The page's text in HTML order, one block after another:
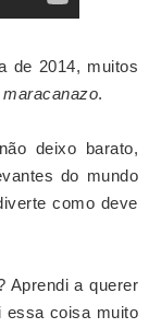
de 2014, muitos
maracanazo.
deixo barato,
do mundo
como deve
Aprendi a querer
essa coisa muito